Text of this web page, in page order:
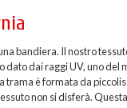
bandiera. Il nostro
dai raggi UV, uno
è formata da
non si disferà.